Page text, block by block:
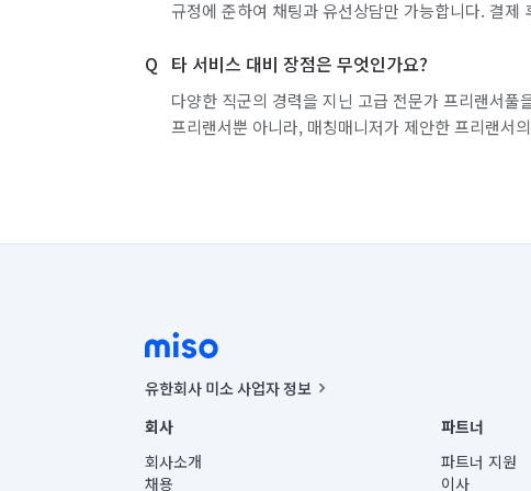
규정에 준하여 채팅과 유선상담만 가능합니다. 결제
타 서비스 대비 장점은 무엇인가요?
다양한 직군의 경력을 지닌 고급 전문가 프리랜서
프리랜서뿐 아니라, 매칭매니저가 제안한 프리랜서
유한회사 미소 사업자 정보
사업자등록번호 : 291-87-00271 | 인허가번호 : 2016-3220163-
통신판매신고번호 : 2024-서울종로-1400(공정거래위원회 정보) |
대표이사 : CHING VICTOR COLUMBIA RHEE
주소 | 본사: 서울특별시 종로구 율곡로 6(중학동, 트윈트리빌딩) B
회사
회사소개
채용
파트너
파트너 지원
이사